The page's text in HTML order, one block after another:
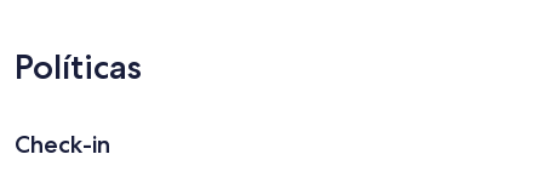
blackout drapes/curtains. Housekeeping is provided on request.
As atividades recreativas listadas abaixo estão disponíveis no local
Políticas
Check-in